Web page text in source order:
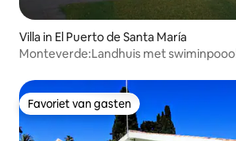
Villa in El Puerto de Santa María
Monteverde:Landhuis met swiminpoool
Favoriet van gasten
Favoriet van gasten